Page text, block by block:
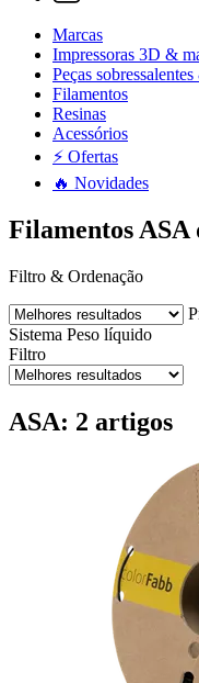
Marcas
Impressoras 3D &
Peças
Filamentos
Resinas
Acessórios
⚡ Ofertas
🔥 Novidades
Filamentos ASA
Filtro & Ordenação
Sistema Peso líquido
Filtro
ASA: 2 artigos